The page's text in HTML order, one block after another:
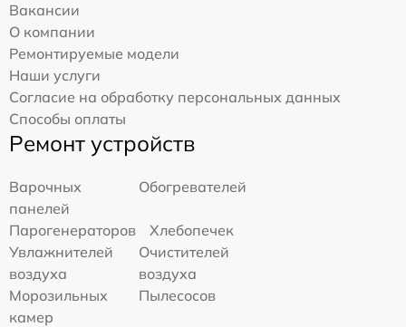
Вакансии
О компании
Ремонтируемые модели
Наши услуги
Согласие на обработку персональных данных
Способы оплаты
Ремонт устройств
Варочных
панелей
Обогревателей
Парогенераторов
Хлебопечек
Увлажнителей
воздуха
Очистителей
воздуха
Морозильных
камер
Пылесосов